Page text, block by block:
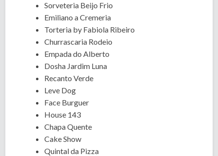
Sorveteria Beijo Frio
Emiliano a Cremeria
Torteria by Fabiola Ribeiro
Churrascaria Rodeio
Empada do Alberto
Dosha Jardim Luna
Recanto Verde
Leve Dog
Face Burguer
House 143
Chapa Quente
Cake Show
Quintal da Pizza